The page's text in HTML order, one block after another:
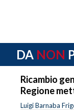
DA NON
Ricambio
Regione
Luigi Barnaba